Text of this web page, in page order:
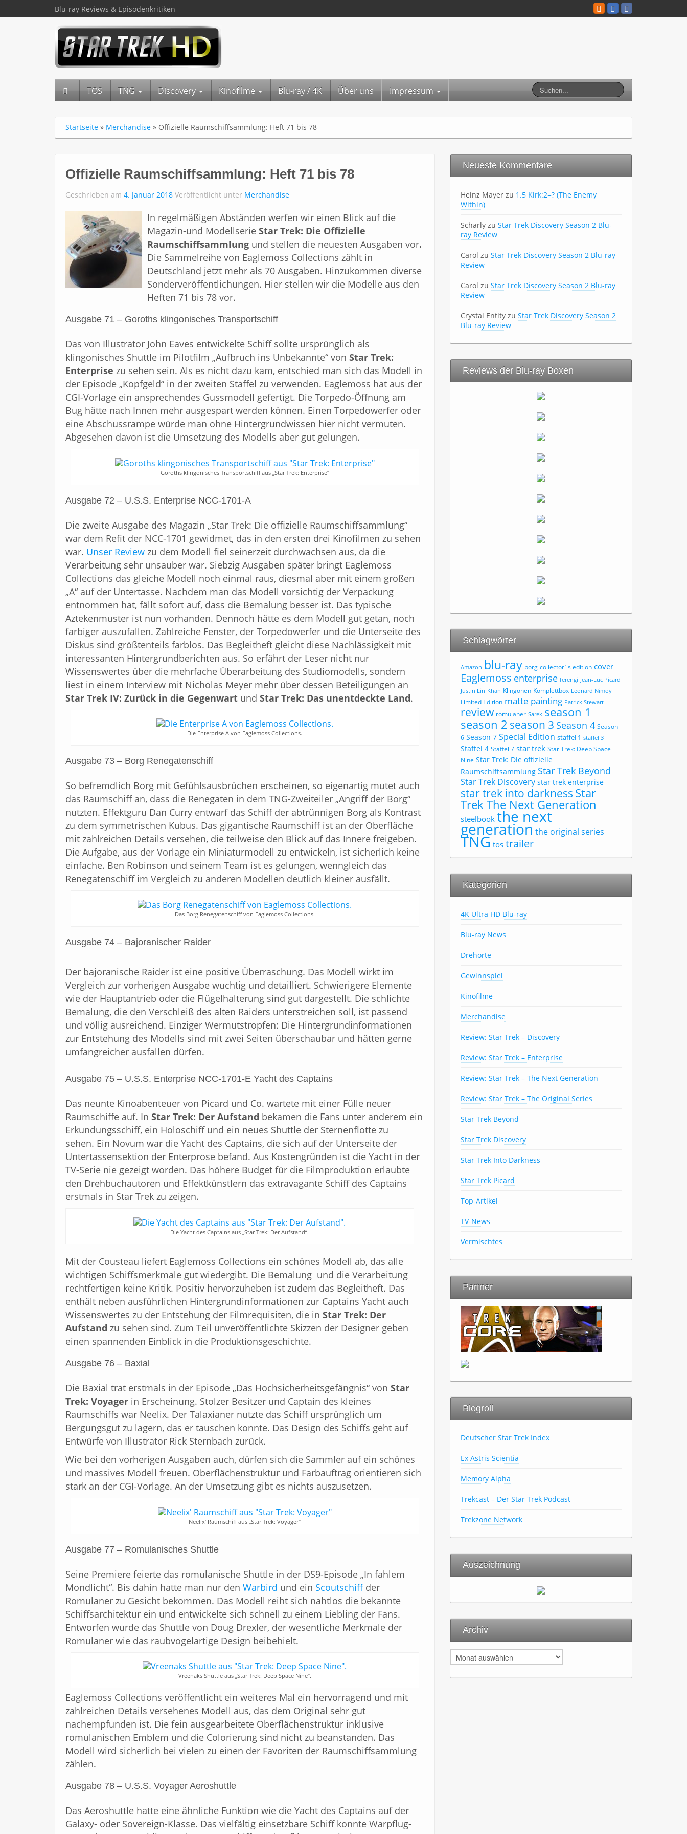
Blu-ray Reviews & Episodenkritiken
TOS TNG Discovery Kinofilme Blu-ray / 4K Über uns Impressum
Startseite » Merchandise » Offizielle Raumschiffsammlung: Heft 71 bis 78
Offizielle Raumschiffsammlung: Heft 71 bis 78
Geschrieben am 4. Januar 2018 Veröffentlicht unter Merchandise
In regelmäßigen Abständen werfen wir einen Blick auf die
Magazin-und Modellserie Star Trek: Die Offizielle
Raumschiffsammlung und stellen die neuesten Ausgaben vor.
Die Sammelreihe von Eaglemoss Collections zählt in
Deutschland jetzt mehr als 70 Ausgaben. Hinzukommen diverse
Sonderveröffentlichungen. Hier stellen wir die Modelle aus den
Heften 71 bis 78 vor.
Ausgabe 71 – Goroths klingonisches Transportschiff
Das von Illustrator John Eaves entwickelte Schiff sollte ursprünglich als
klingonisches Shuttle im Pilotfilm „Aufbruch ins Unbekannte“ von Star Trek:
Enterprise zu sehen sein. Als es nicht dazu kam, entschied man sich das Modell in
der Episode „Kopfgeld“ in der zweiten Staffel zu verwenden. Eaglemoss hat aus der
CGI-Vorlage ein ansprechendes Gussmodell gefertigt. Die Torpedo-Öffnung am
Bug hätte nach Innen mehr ausgespart werden können. Einen Torpedowerfer oder
eine Abschussrampe würde man ohne Hintergrundwissen hier nicht vermuten.
Abgesehen davon ist die Umsetzung des Modells aber gut gelungen.
Goroths klingonisches Transportschiff aus „Star Trek: Enterprise“
Ausgabe 72 – U.S.S. Enterprise NCC-1701-A
Die zweite Ausgabe des Magazin „Star Trek: Die offizielle Raumschiffsammlung“
war dem Refit der NCC-1701 gewidmet, das in den ersten drei Kinofilmen zu sehen
war. Unser Review zu dem Modell fiel seinerzeit durchwachsen aus, da die
Verarbeitung sehr unsauber war. Siebzig Ausgaben später bringt Eaglemoss
Collections das gleiche Modell noch einmal raus, diesmal aber mit einem großen
„A“ auf der Untertasse. Nachdem man das Modell vorsichtig der Verpackung
entnommen hat, fällt sofort auf, dass die Bemalung besser ist. Das typische
Aztekenmuster ist nun vorhanden. Dennoch hätte es dem Modell gut getan, noch
farbiger auszufallen. Zahlreiche Fenster, der Torpedowerfer und die Unterseite des
Diskus sind größtenteils farblos. Das Begleitheft gleicht diese Nachlässigkeit mit
interessanten Hintergrundberichten aus. So erfährt der Leser nicht nur
Wissenswertes über die mehrfache Überarbeitung des Studiomodells, sondern
liest in einem Interview mit Nicholas Meyer mehr über dessen Beteiligungen an
Star Trek IV: Zurück in die Gegenwart und Star Trek: Das unentdeckte Land.
Die Enterprise A von Eaglemoss Collections.
Ausgabe 73 – Borg Renegatenschiff
So befremdlich Borg mit Gefühlsausbrüchen erscheinen, so eigenartig mutet auch
das Raumschiff an, dass die Renegaten in dem TNG-Zweiteiler „Angriff der Borg“
nutzten. Effektguru Dan Curry entwarf das Schiff der abtrünnigen Borg als Kontrast
zu dem symmetrischen Kubus. Das gigantische Raumschiff ist an der Oberfläche
mit zahlreichen Details versehen, die teilweise den Blick auf das Innere freigeben.
Die Aufgabe, aus der Vorlage ein Miniaturmodell zu entwickeln, ist sicherlich keine
einfache. Ben Robinson und seinem Team ist es gelungen, wenngleich das
Renegatenschiff im Vergleich zu anderen Modellen deutlich kleiner ausfällt.
Das Borg Renegatenschiff von Eaglemoss Collections.
Ausgabe 74 – Bajoranischer Raider
Der bajoranische Raider ist eine positive Überraschung. Das Modell wirkt im
Vergleich zur vorherigen Ausgabe wuchtig und detailliert. Schwierigere Elemente
wie der Hauptantrieb oder die Flügelhalterung sind gut dargestellt. Die schlichte
Bemalung, die den Verschleiß des alten Raiders unterstreichen soll, ist passend
und völlig ausreichend. Einziger Wermutstropfen: Die Hintergrundinformationen
zur Entstehung des Modells sind mit zwei Seiten überschaubar und hätten gerne
umfangreicher ausfallen dürfen.
Ausgabe 75 – U.S.S. Enterprise NCC-1701-E Yacht des Captains
Das neunte Kinoabenteuer von Picard und Co. wartete mit einer Fülle neuer
Raumschiffe auf. In Star Trek: Der Aufstand bekamen die Fans unter anderem ein
Erkundungsschiff, ein Holoschiff und ein neues Shuttle der Sternenflotte zu
sehen. Ein Novum war die Yacht des Captains, die sich auf der Unterseite der
Untertassensektion der Enterprose befand. Aus Kostengründen ist die Yacht in der
TV-Serie nie gezeigt worden. Das höhere Budget für die Filmproduktion erlaubte
den Drehbuchautoren und Effektkünstlern das extravagante Schiff des Captains
erstmals in Star Trek zu zeigen.
Die Yacht des Captains aus „Star Trek: Der Aufstand“.
Mit der Cousteau liefert Eaglemoss Collections ein schönes Modell ab, das alle
wichtigen Schiffsmerkmale gut wiedergibt. Die Bemalung und die Verarbeitung
rechtfertigen keine Kritik. Positiv hervorzuheben ist zudem das Begleitheft. Das
enthält neben ausführlichen Hintergrundinformationen zur Captains Yacht auch
Wissenswertes zu der Entstehung der Filmrequisiten, die in Star Trek: Der
Aufstand zu sehen sind. Zum Teil unveröffentlichte Skizzen der Designer geben
einen spannenden Einblick in die Produktionsgeschichte.
Ausgabe 76 – Baxial
Die Baxial trat erstmals in der Episode „Das Hochsicherheitsgefängnis“ von Star
Trek: Voyager in Erscheinung. Stolzer Besitzer und Captain des kleines
Raumschiffs war Neelix. Der Talaxianer nutzte das Schiff ursprünglich um
Bergungsgut zu lagern, das er tauschen konnte. Das Design des Schiffs geht auf
Entwürfe von Illustrator Rick Sternbach zurück.
Wie bei den vorherigen Ausgaben auch, dürfen sich die Sammler auf ein schönes
und massives Modell freuen. Oberflächenstruktur und Farbauftrag orientieren sich
stark an der CGI-Vorlage. An der Umsetzung gibt es nichts auszusetzen.
Neelix‘ Raumschiff aus „Star Trek: Voyager“
Ausgabe 77 – Romulanisches Shuttle
Seine Premiere feierte das romulanische Shuttle in der DS9-Episode „In fahlem
Mondlicht“. Bis dahin hatte man nur den Warbird und ein Scoutschiffder
Romulaner zu Gesicht bekommen. Das Modell reiht sich nahtlos die bekannte
Schiffsarchitektur ein und entwickelte sich schnell zu einem Liebling der Fans.
Entworfen wurde das Shuttle von Doug Drexler, der wesentliche Merkmale der
Romulaner wie das raubvogelartige Design beibehielt.
Vreenaks Shuttle aus „Star Trek: Deep Space Nine“.
Eaglemoss Collections veröffentlicht ein weiteres Mal ein hervorragend und mit
zahlreichen Details versehenes Modell aus, das dem Original sehr gut
nachempfunden ist. Die fein ausgearbeitete Oberflächenstruktur inklusive
romulanischen Emblem und die Colorierung sind nicht zu beanstanden. Das
Modell wird sicherlich bei vielen zu einen der Favoriten der Raumschiffsammlung
zählen.
Ausgabe 78 – U.S.S. Voyager Aeroshuttle
Das Aeroshuttle hatte eine ähnliche Funktion wie die Yacht des Captains auf der
Galaxy- oder Sovereign-Klasse. Das vielfältig einsetzbare Schiff konnte Warpflug-
Neueste Kommentare
Heinz Mayerzu 1.5 Kirk:2=? (The Enemy
Within)
Scharlyzu Star Trek Discovery Season 2 Blu-
ray Review
Carol zu Star Trek Discovery Season 2 Blu-ray
Review
Carol zu Star Trek Discovery Season 2 Blu-ray
Review
Crystal Entityzu Star Trek Discovery Season 2
Blu-ray Review
Reviews der Blu-ray Boxen
Schlagwörter
Amazon blu-ray borg collector´s edition cover
Eaglemoss enterprise ferengi Jean-Luc Picard
Justin Lin Khan Klingonen Komplettbox Leonard Nimoy
Limited Edition matte painting Patrick Stewart
review romulaner Sarek season 1
season 2 season 3 Season 4 Season
6 Season 7 Special Edition staffel 1 staffel 3
Staffel 4 Staffel 7 star trek Star Trek: Deep Space
Nine Star Trek: Die offizielle
Raumschiffsammlung Star Trek Beyond
Star Trek Discovery star trek enterprise
star trek into darkness Star
Trek The Next Generation
steelbook the next
generation the original series
TNG tos trailer
Kategorien
4K Ultra HD Blu-ray
Blu-ray News
Drehorte
Gewinnspiel
Kinofilme
Merchandise
Review: Star Trek – Discovery
Review: Star Trek – Enterprise
Review: Star Trek – The Next Generation
Review: Star Trek – The Original Series
Star Trek Beyond
Star Trek Discovery
Star Trek Into Darkness
Star Trek Picard
Top-Artikel
TV-News
Vermischtes
Partner
Blogroll
Deutscher Star Trek Index
Ex Astris Scientia
Memory Alpha
Trekcast – Der Star Trek Podcast
Trekzone Network
Auszeichnung
Archiv
r
c